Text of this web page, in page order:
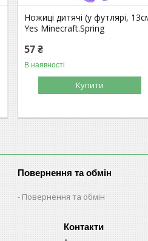
Ножиці дитячі (у футлярі,
Yes Minecraft.Spring
57 ₴
В наявності
Купити
Повернення та обмін
Повернення та обмін